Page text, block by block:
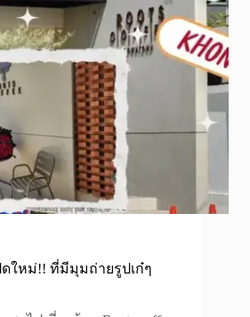
ดใหม่!! ที่มีมุมถ่ายรูปเก๋ๆ